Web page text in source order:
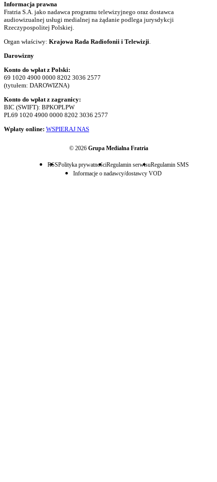
Informacja prawna
Fratria S.A. jako nadawca programu telewizyjnego oraz dostawca
audiowizualnej usługi medialnej na żądanie podlega jurysdykcji
Rzeczypospolitej Polskiej.
Organ właściwy: Krajowa Rada Radiofonii i Telewizji.
Darowizny
Konto do wpłat z Polski:
69 1020 4900 0000 8202 3036 2577
(tytułem: DAROWIZNA)
Konto do wpłat z zagranicy:
BIC (SWIFT): BPKOPLPW
PL69 1020 4900 0000 8202 3036 2577
Wpłaty online: WSPIERAJ NAS
© 2026 Grupa Medialna Fratria
RSSPolityka prywatnościRegulamin serwisuRegulamin SMS
Informacje o nadawcy/dostawcy VOD